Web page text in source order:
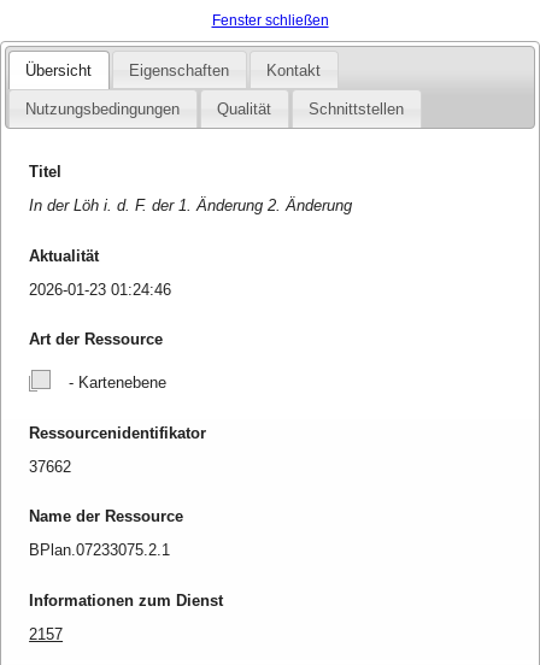
Fenster schließen
Übersicht Eigenschaften Kontakt
Nutzungsbedingungen Qualität Schnittstellen
Titel
In der Löh i. d. F. der 1. Änderung 2. Änderung
Aktualität
2026-01-23 01:24:46
Art der Ressource
- Kartenebene
Ressourcenidentifikator
37662
Name der Ressource
BPlan.07233075.2.1
Informationen zum Dienst
2157